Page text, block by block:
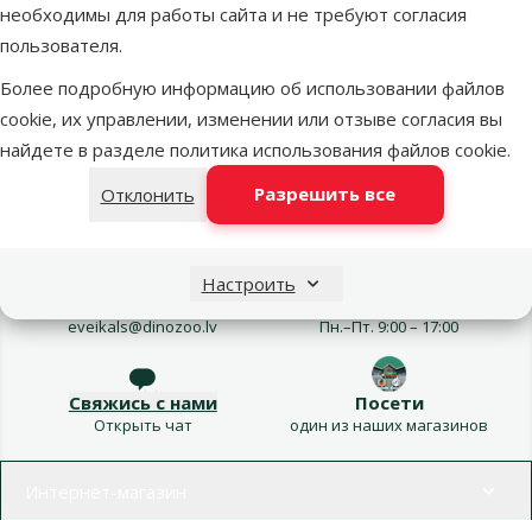
необходимы для работы сайта и не требуют согласия
пользователя.
Более подробную информацию об использовании файлов
cookie, их управлении, изменении или отзыве согласия вы
найдете в разделе политика использования файлов cookie.
Отклонить
Разрешить все
Настроить
Добавить в корзину
eveikals@dinozoo.lv Пн.–Пт. 9:00 – 17:00
Свяжись с нами
Открыть чат
Посети
один из наших магазинов